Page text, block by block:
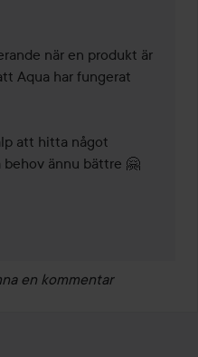
när en produkt är
Aqua har fungerat
att hitta något
behov ännu bättre 🤗
en kommentar